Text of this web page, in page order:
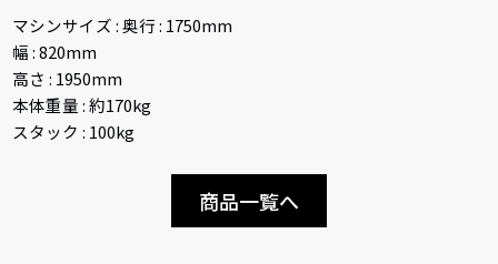
マシンサイズ : 奥行 : 1750mm
幅 : 820mm
高さ : 1950mm
本体重量 : 約170kg
スタック : 100kg
商品一覧へ